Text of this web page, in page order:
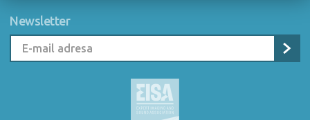
Newsletter